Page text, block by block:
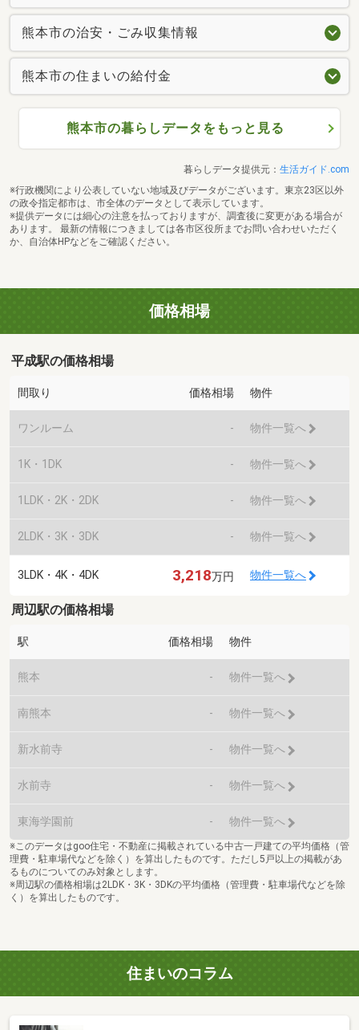
熊本市の治安・ごみ収集情報
熊本市の住まいの給付金
熊本市の暮らしデータをもっと見る
暮らしデータ提供元： 生活ガイド.com
※行政機関により公表していない地域及びデータがございます。東京23区以外
の政令指定都市は、市全体のデータとして表示しています。
※提供データには細心の注意を払っておりますが、調査後に変更がある場合が
あります。 最新の情報につきましては各市区役所までお問い合わせいただく
か、自治体HPなどをご確認ください。
価格相場
平成駅の価格相場
間取り 価格相場 物件
ワンルーム - 物件一覧へ
1K・1DK - 物件一覧へ
1LDK・2K・2DK - 物件一覧へ
2LDK・3K・3DK - 物件一覧へ
3LDK・4K・4DK 3,218万円 物件一覧へ
周辺駅の価格相場
駅 価格相場 物件
熊本 - 物件一覧へ
南熊本 - 物件一覧へ
新水前寺 - 物件一覧へ
水前寺 - 物件一覧へ
東海学園前 - 物件一覧へ
※このデータはgoo住宅・不動産に掲載されている中古一戸建ての平均価格（管
理費・駐車場代などを除く）を算出したものです。ただし5戸以上の掲載があ
るものについてのみ対象とします。
※周辺駅の価格相場は2LDK・3K・3DKの平均価格（管理費・駐車場代などを除
く）を算出したものです。
住まいのコラム